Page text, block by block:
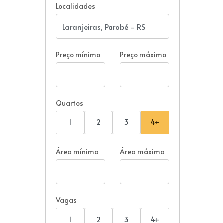
Localidades
Preço mínimo Preço máximo
Quartos
1 2 3 4+
Área mínima Área máxima
Vagas
1 2 3 4+